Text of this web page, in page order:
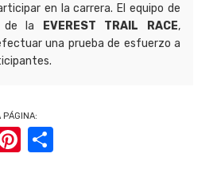
en la carrera. El equipo de
de la
EVEREST TRAIL RACE,
una prueba de esfuerzo a
PÁGINA:
Pinterest